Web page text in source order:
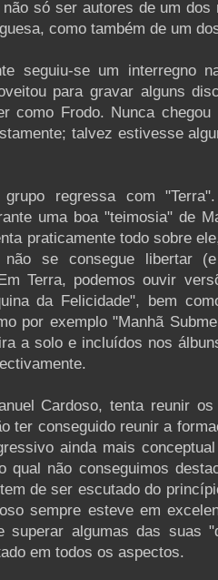
só ser autores de um
como também de um
seguiu-se um interregno
para gravar alguns
como Frodo. Nunca
talvez estivesse
regressa com
uma boa "teimosia" de
praticamente todo sobre
não se consegue libertar
Terra, podemos ouvir
da Felicidade", bem
por exemplo "Manhã
a solo e incluídos nos
Cardoso, tenta reunir
ter conseguido reunir a
ainda mais
qual não conseguimos
de ser escutado do
sempre esteve em
superar algumas das suas
em todos os aspectos.